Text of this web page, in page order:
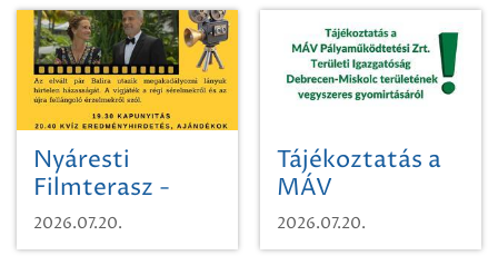
Nyáresti
Filmterasz -
Beugró a
Paradicsomba
2026.07.20.
Tájékoztatás a
MÁV
Pályaműködtetési
Zrt. Területi
2026.07.20.